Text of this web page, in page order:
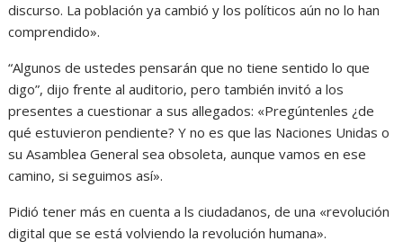
discurso. La población ya cambió y los políticos aún no lo han
comprendido».
“Algunos de ustedes pensarán que no tiene sentido lo que
digo”, dijo frente al auditorio, pero también invitó a los
presentes a cuestionar a sus allegados: «Pregúntenles ¿de
qué estuvieron pendiente? Y no es que las Naciones Unidas o
su Asamblea General sea obsoleta, aunque vamos en ese
camino, si seguimos así».
Pidió tener más en cuenta a ls ciudadanos, de una «revolución
digital que se está volviendo la revolución humana».